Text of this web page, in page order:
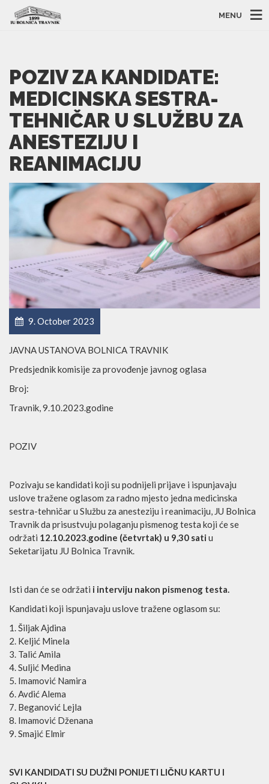
MENU
POZIV ZA KANDIDATE:
MEDICINSKA SESTRA-
TEHNIČAR U SLUŽBU ZA
ANESTEZIJU I
REANIMACIJU
9. October 2023
JAVNA USTANOVA BOLNICA TRAVNIK
Predsjednik komisije za provođenje javnog oglasa
Broj:
Travnik, 9.10.2023.godine
POZIV
Pozivaju se kandidati koji su podnijeli prijave i ispunjavaju
uslove tražene oglasom za radno mjesto jedna medicinska
sestra-tehničar u Službu za anesteziju i reanimaciju, JU Bolnica
Travnik da prisustvuju polaganju pismenog testa koji će se
održati 12.10.2023.godine (četvrtak) u 9,30 sati u
Seketarijatu JU Bolnica Travnik.
Isti dan će se održati i interviju nakon pismenog testa.
Kandidati koji ispunjavaju uslove tražene oglasom su:
Šiljak Ajdina
Keljić Minela
Talić Amila
Suljić Medina
Imamović Namira
Avdić Alema
Beganović Lejla
Imamović Dženana
Smajić Elmir
SVI KANDIDATI SU DUŽNI PONIJETI LIČNU KARTU I